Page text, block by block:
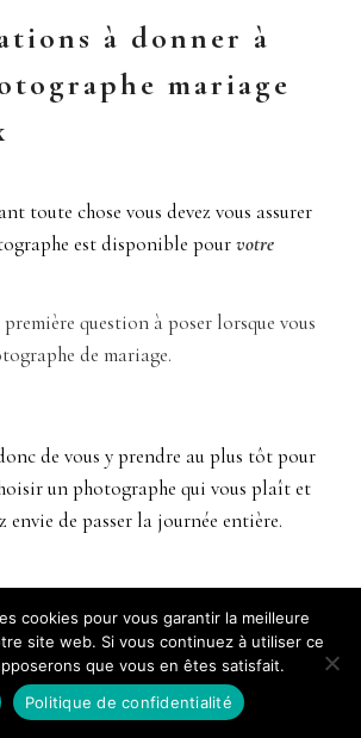
à donner à
mariage
toute chose vous devez vous assurer
est disponible pourvotre
question à poser lorsque vous
de mariage.
de vous y prendre au plus tôt pour
un photographe qui vous plaît et
envie de passer la journée entière.
mariage : où va-t-il se dérouler ?
et religieuse ou laïque, ainsi que la
pas toujours au même endroit, donc le
cookies pour vous garantir la meilleure
site web. Si vous continuez à utiliser ce
que vous en êtes satisfait.
Politique de confidentialité